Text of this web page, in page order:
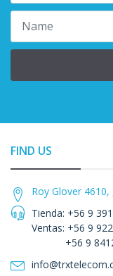
FIND US
Roy Glover
Tienda: +56 9
Ventas: +56 9
+56 9 8412